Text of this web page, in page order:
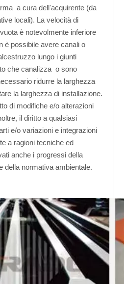
a cura dell'acquirente (da
locali). La velocità di
è notevolmente inferiore
è possibile avere canali o
lungo i giunti
che canalizza o sono
ridurre la larghezza
la larghezza di installazione.
di modifiche e/o alterazioni
il diritto a qualsiasi
e/o variazioni e integrazioni
a ragioni tecniche ed
anche i progressi della
della normativa ambientale.